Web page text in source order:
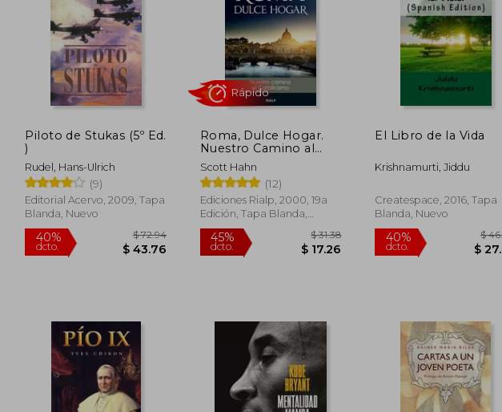
45% $ 33.60 45% $ 50.18 45%
Piloto de Stukas (5º Ed.
)
Rudel, Hans-Ulrich
(9)
Editorial Acervo, 2009, Tapa
Blanda, Nuevo
Roma, Dulce Hogar.
Nuestro Camino al
Catolicismo
Scott Hahn
(12)
Ediciones Rialp, 2000, 19a
Edición, Tapa Blanda,
Nuevo
Rápido
El Libro de la Vida
Krishnamurti, Jiddu
Createspace, 2016, Tapa
Blanda, Nuevo